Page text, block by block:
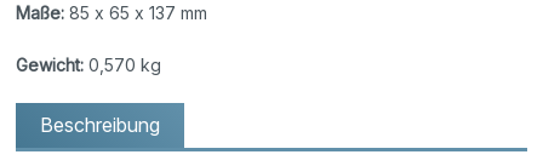
Maße: 85 x 65 x 137 mm
Gewicht: 0,570 kg
Beschreibung